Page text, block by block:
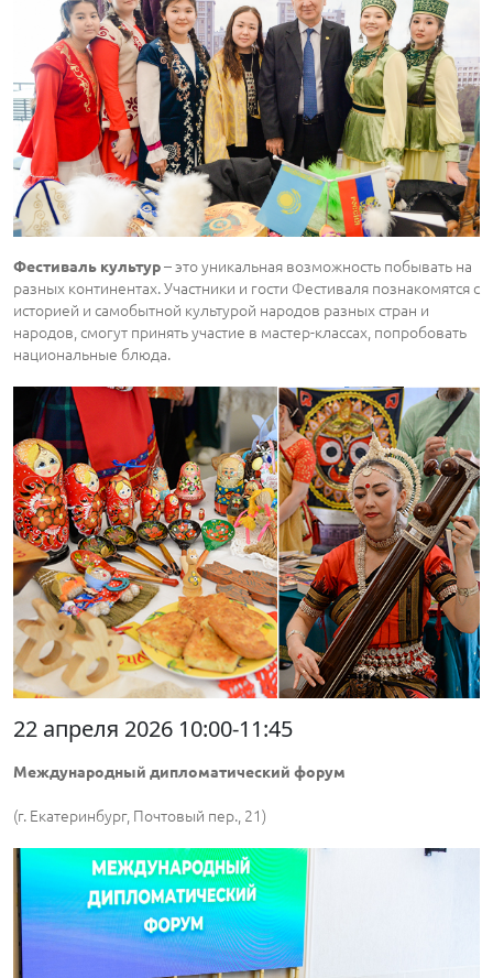
Фестиваль культур– это уникальная возможность побывать на
разных континентах. Участники и гости Фестиваля познакомятся с
историей и самобытной культурой народов разных стран и
народов, смогут принять участие в мастер-классах, попробовать
национальные блюда.
22 апреля 2026 10:00-11:45
Международный дипломатический форум
(г. Екатеринбург, Почтовый пер., 21)